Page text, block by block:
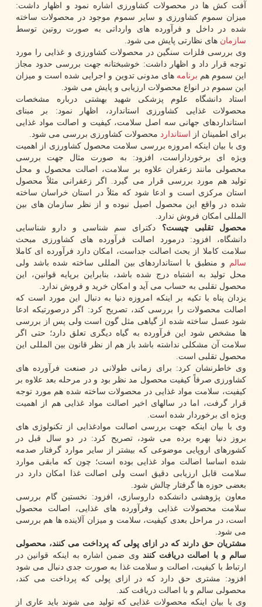
آفت کش ها در محصولات کشاورزی اشاره نمود و اظهار داشت:
میزان سموم کشاورزی و سایر سموم موجود در محصولات ساخته
شده در داخل و فرآورده های وارداتی به صورت روتین توسط
سازمان های نظارتی پایش می شود.
وی بررسی فلزات سنگین در محصولات کشاورزی و غذایی را مورد
توجه قرار داد و اظهار داشت: خوشبختانه جهت بررسی حدود مجاز
این سموم هم برنامه های مدونی تدوین و اجرایی شده است و میزان
این سموم در انواع محصولات ارزیابی و پایش می شود.
استاد دانشگاه علوم پزشکی شهید بهشتی درباره مشخصات
محصولات غذایی کشاورزی استاندارد، اظهار نمود: بر مبنای
استانداردهای جهانی سه اصل سلامت، کیفیت و اصالت مواد غذایی
برای اطمینان از استاندارد محصولات کشاورزی بررسی می شود.
وی با بیان اینکه امروزه بررسی سلامت محصول کشاورزی از اهمیت
ویژه ای برخورداراست، افزود: به صورت مثال جهت بررسی
محصولی مانند زعفران علاوه بر سلامت، اصالت محصول و محل
تولید هم مورد بررسی قرار می گیرد. اگر زعفرانی مثلاً محصول
استان مرکزی است و ادعا شود که مثلاً در استان خراسان ساخته
شده در واقع این محصول اصیل نبوده و از نظر سازمان های بین
المللی امکان فروش ندارد.
محصول تقلبی چیست؟ دکترای سم شناسی و دارو شناسایی
دانشگاه، افزود: درمورد اصالت فرآورده های کشاورزی مبحث
سلامت کاملا از بحث اصالت جداست، امکان دارد فرآورده ای کاملا
سالم
و منطبق با استانداردهای بین المللی ساخته شده باشد ولی
محل تولید به اشتباه درج شده باشد، بنابراین برپایه قوانین، این
محصول تقلبی به حساب می آید و امکان خرید و فروش ندارد.
یزدان پناه با تکیه بر اینکه امروزه دنیا به دنبال این مورد است که
اصالت محصولات را بررسی کند، تصریح کرد: اگر درصورتیکه ادعا
شود عسل ساخته شده از گیاهی مثل گون است ولی پس از بررسی
ها مشخص شود این فرآورده به گیاه دیگری تعلق دارد؛ حتی اگر
سلامت آن مشکلی نداشته باشد باز هم از نظر قانون بین المللی این
محصول تقلبی است.
وی خاطرنشان کرد: برای زمانی طولانی در صنعت فرآورده های
کشاورزی صرفاً کیفیت محصول مد نظر بود و در مرحله بعد علاوه بر
کیفیت، سلامت مواد غذایی در محصولات ساخته شده هم مورد توجه
قرار گرفت، اما در سالهای اخیر اصالت مواد غذایی هم از اهمیت
ویژه ای برخوردار شده است.
وی با بیان اینکه جهت بررسی اصالت موادغذایی از تکنولوژی های
بروز دنیا بهره برده می شود، تصریح کرد: در دو سال قبل در
کشورهای اروپایی موضوعی که بیشتر از سایر موارد گرفتار صدمه
شده اساسا اصالت مواد غذایی بوده است؛ چون که مابقی موارد
سلامت قابل ارزیابی دقیق است ولی اصالت غذا امکان دارد در
بعضی حوزه ها گرفتار چالش شود.
معاون پژوهشی دانشکده داروسازی، افزود: نخستین گام بررسی
سلامت محصولات غذایی وفرآورده های غذایی، اصالت محصول
است، در مراحل بعدی کیفیت، سلامت و میزان آلاینده ها هم بررسی
می شود.
مشتریان حق دارند که در ازای پولی که پرداخت می کنند، محصولی
سالم و با اصالت دریافت کنند وی ضمن اشاره به اینکه قوانین در
ارتباط با کیفیت، اصالت و سلامت غذا به صورت جدی دنبال می شود
افزود: مشتری حق دارد که در ازای پولی که پرداخت می کند،
محصولی سالم و با اصالت دریافت کند.
وی با بیان اینکه محصولات غذایی که تولید می شوند باید عاری از